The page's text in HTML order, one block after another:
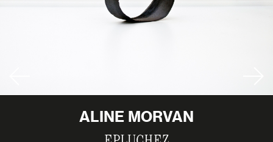
ALINE MORVAN